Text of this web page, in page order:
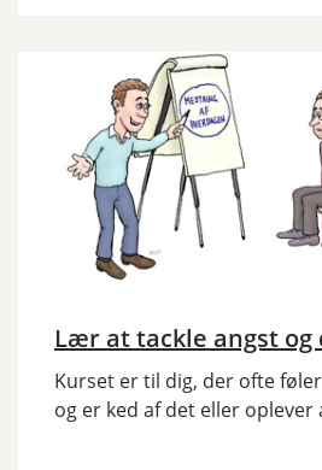
Lær at tackle angst og
Kurset er til dig, der ofte
og er ked af det eller oplever